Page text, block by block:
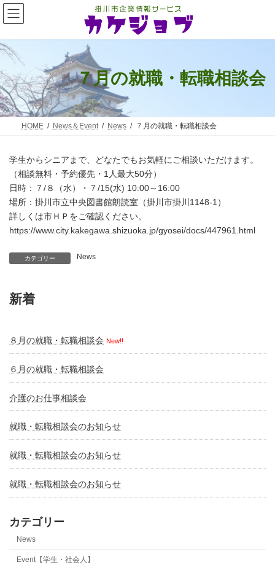
コ
ン
テ
ン
ツ
ス
キ
ッ
プ
ナ
ビ
ゲ
ー
シ
ン
に
移
動
７月の就職・転職相談会
HOME News＆Event News ７月の就職・転職相談会
学生からシニアまで、どなたでもお気軽にご相談いただけます。
（相談無料・予約優先・1人最大50分）
日時：７/８（水）・７/15(水) 10:00～16:00
場所：掛川市立中央図書館朗読室（掛川市掛川1148-1）
詳しくは市ＨＰをご確認ください。
https://www.city.kakegawa.shizuoka.jp/gyosei/docs/447961.html
カテゴリー News
新着
８月の就職・転職相談会 New!!
６月の就職・転職相談会
介護のお仕事相談会
就職・転職相談会のお知らせ
就職・転職相談会のお知らせ
就職・転職相談会のお知らせ
カテゴリー
News
Event【学生・社会人】